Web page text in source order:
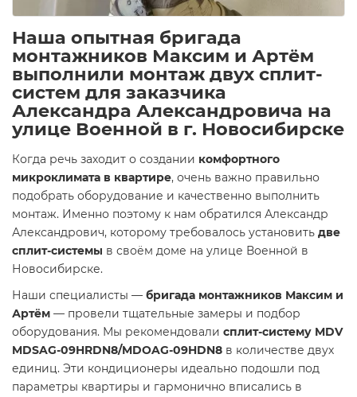
Наша опытная бригада
монтажников Максим и Артём
выполнили монтаж двух сплит-
систем для заказчика
Александра Александровича на
улице Военной в г. Новосибирске
Когда речь заходит о создании комфортного
микроклимата в квартире, очень важно правильно
подобрать оборудование и качественно выполнить
монтаж. Именно поэтому к нам обратился Александр
Александрович, которому требовалось установить две
сплит-системы в своём доме на улице Военной в
Новосибирске.
Наши специалисты — бригада монтажников Максим и
Артём — провели тщательные замеры и подбор
оборудования. Мы рекомендовали сплит-систему MDV
MDSAG-09HRDN8/MDOAG-09HDN8 в количестве двух
единиц. Эти кондиционеры идеально подошли под
параметры квартиры и гармонично вписались в